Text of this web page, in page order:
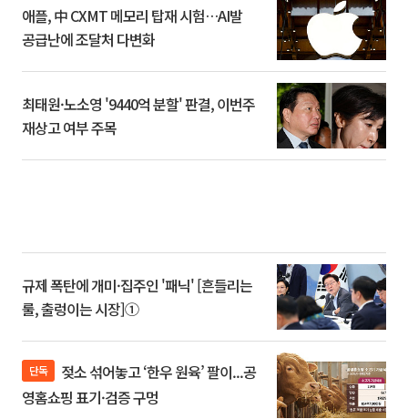
애플, 中 CXMT 메모리 탑재 시험…AI발
공급난에 조달처 다변화
최태원·노소영 '9440억 분할' 판결, 이번주
재상고 여부 주목
규제 폭탄에 개미·집주인 '패닉' [흔들리는
룰, 출렁이는 시장]①
단독
영홈쇼핑 표기·검증 구멍